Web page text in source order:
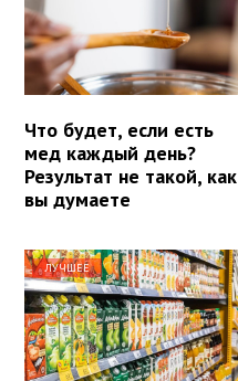
Что будет, если есть
мед каждый день?
Результат не такой, как
вы думаете
ЛУЧШЕЕ